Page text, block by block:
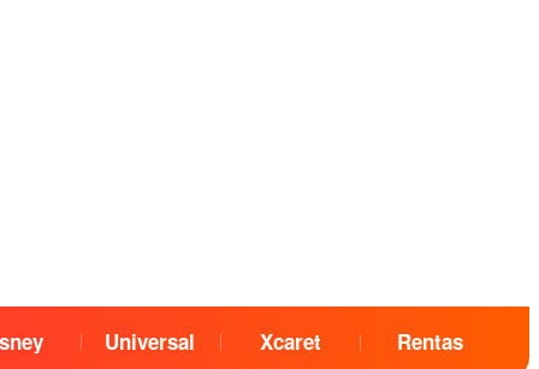
Universal Xcaret Rentas